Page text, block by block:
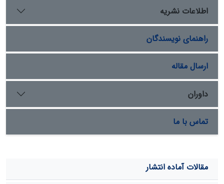
ژئومورفومتری در ناهمواری‌های تپه، پرتگاه و دره­کارستی
بسیار نمایان بوده ولی در دشت و دولین کمی دارای
همپوشانی هستند.
اطلاعات نشریه
راهنمای نویسندگان
ارسال مقاله
داوران
تماس با ما
مقالات آماده انتشار